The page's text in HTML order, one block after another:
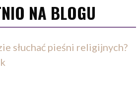
NA BLOGU
słuchać pieśni religijnych?